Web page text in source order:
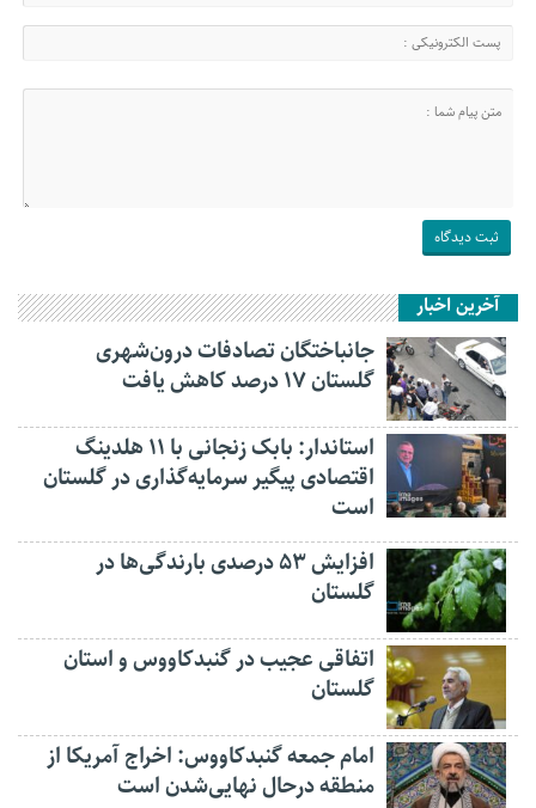
آخرین اخبار
جانباختگان تصادفات درون‌شهری
گلستان ۱۷ درصد کاهش یافت
استاندار: بابک زنجانی با ۱۱ هلدینگ
اقتصادی پیگیر سرمایه‌گذاری در گلستان
است
افزایش ۵۳ درصدی بارندگی‌ها در
گلستان
اتفاقی عجیب در‌ گنبدکاووس و استان
گلستان
امام جمعه گنبدکاووس: اخراج آمریکا از
منطقه درحال نهایی‌شدن است